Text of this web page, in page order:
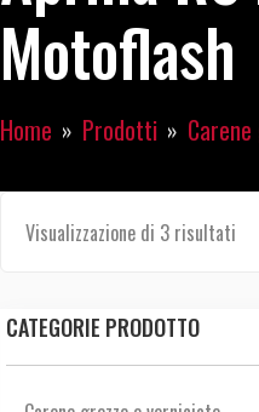
Motoflash
Home Prodotti
Visualizzazione di 3 risultati
CATEGORIE PRODOTTO